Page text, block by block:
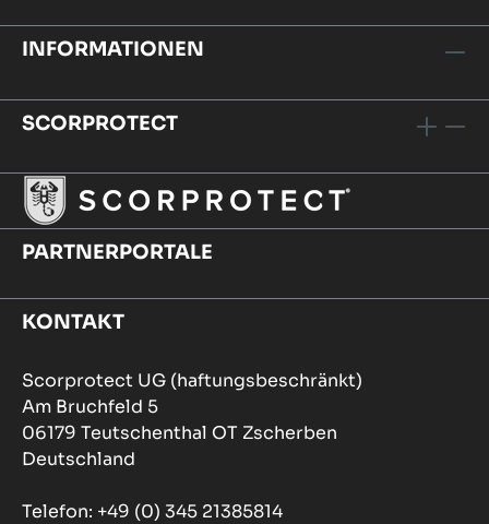
INFORMATIONEN
SCORPROTECT
PARTNERPORTALE
KONTAKT
Scorprotect UG (haftungsbeschränkt)
Am Bruchfeld 5
06179 Teutschenthal OT Zscherben
Deutschland
Telefon: +49 (0) 345 21385814